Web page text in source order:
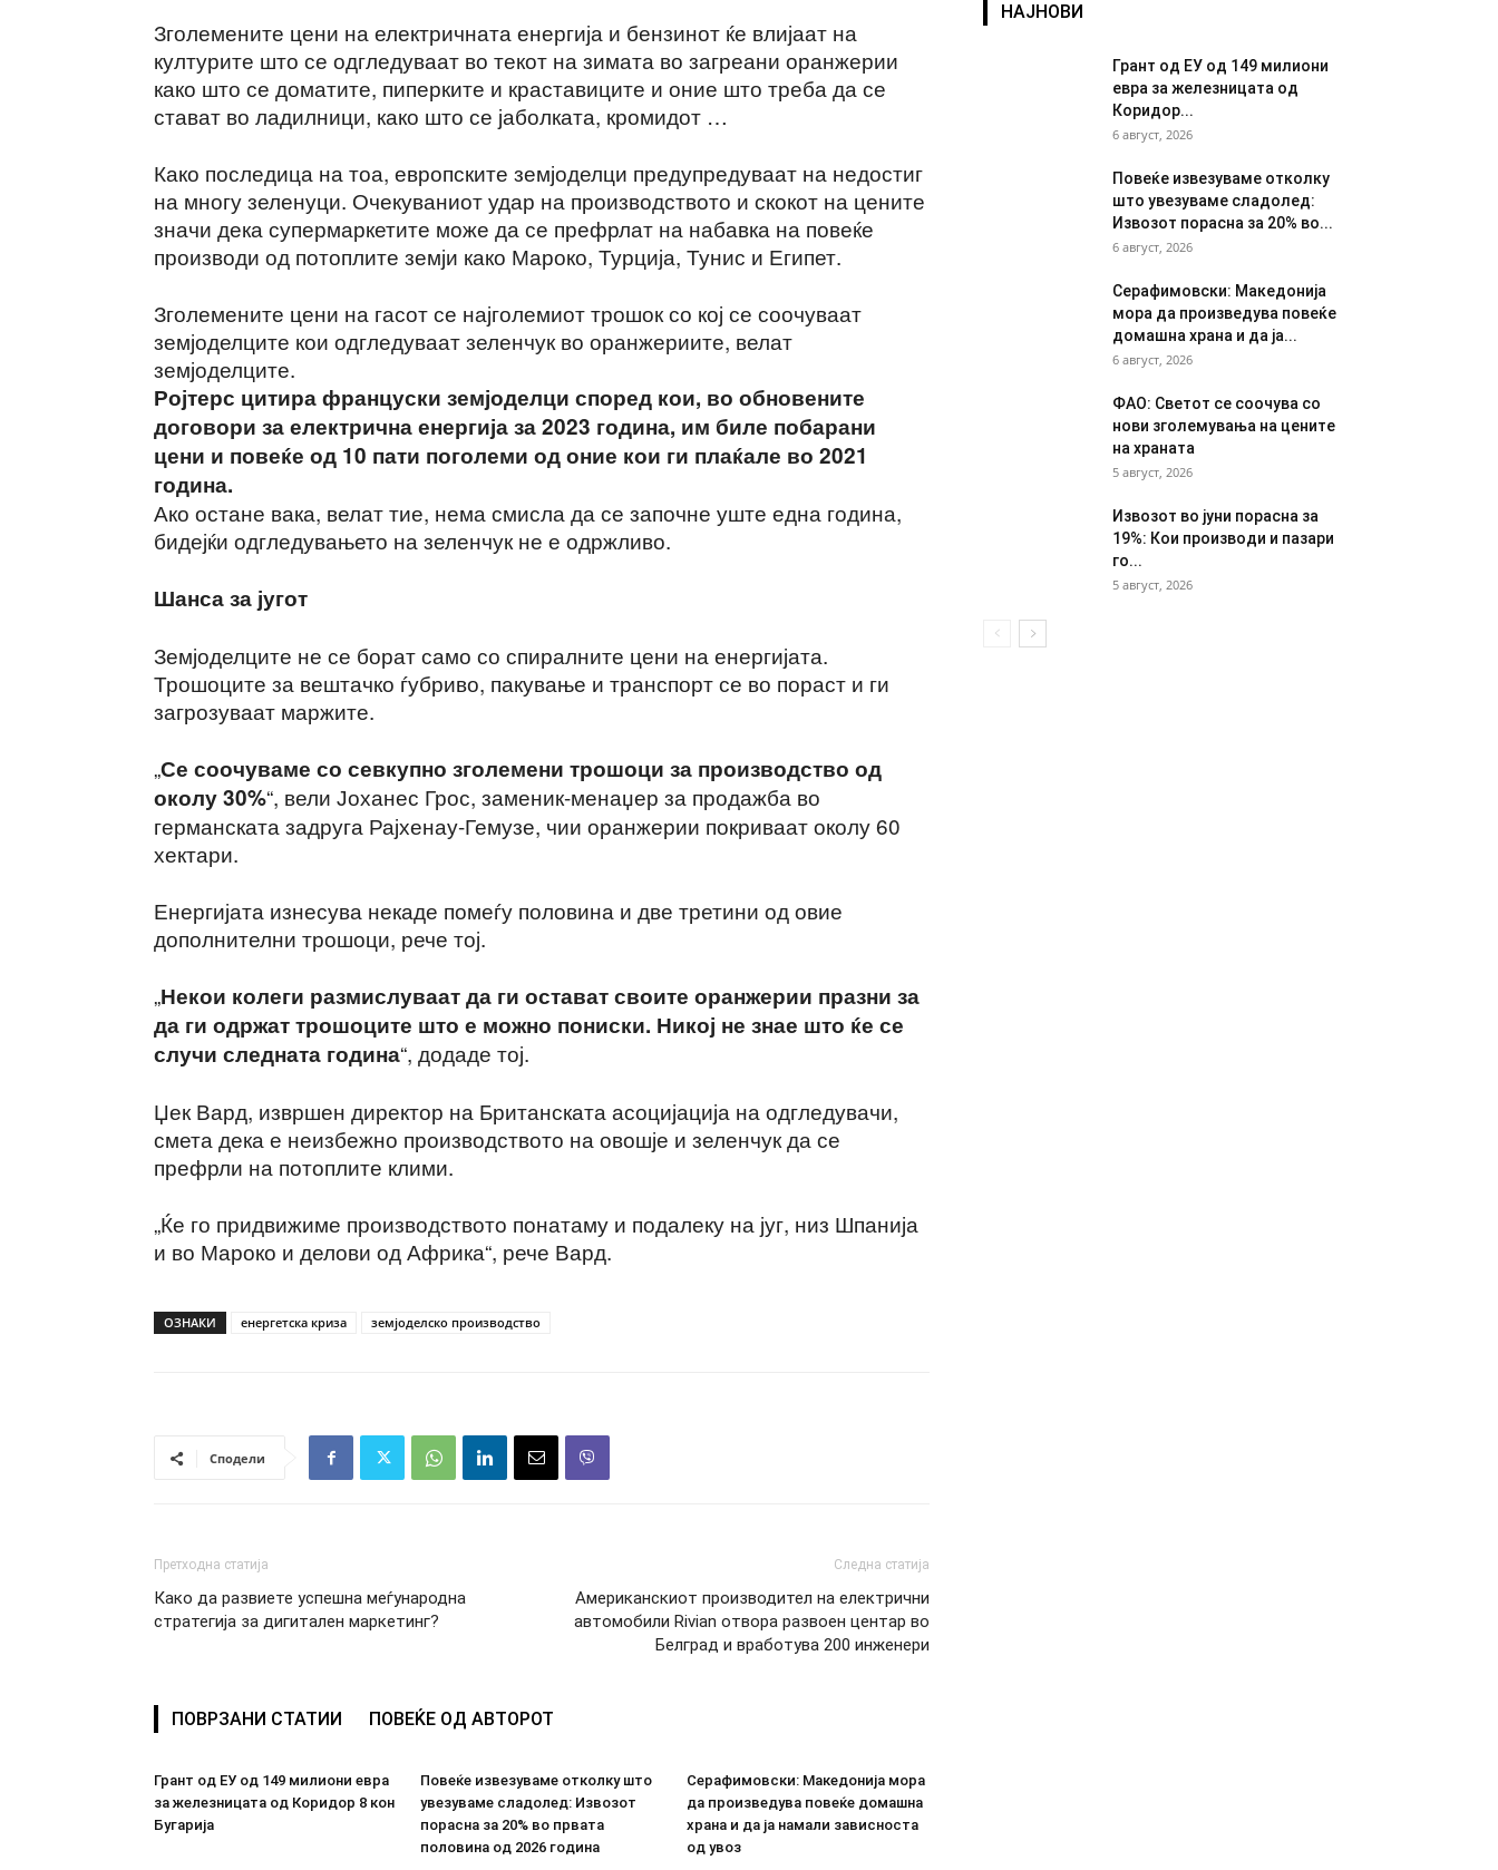
Зголемените цени на електричната енергија и бензинот ќе влијаат на
културите што се одгледуваат во текот на зимата во загреани оранжерии
како што се доматите, пиперките и краставиците и оние што треба да се
стават во ладилници, како што се јаболката, кромидот …
Како последица на тоа, европските земјоделци предупредуваат на недостиг
на многу зеленуци. Очекуваниот удар на производството и скокот на цените
значи дека супермаркетите може да се префрлат на набавка на повеќе
производи од потоплите земји како Мароко, Турција, Тунис и Египет.
Зголемените цени на гасот се најголемиот трошок со кој се соочуваат
земјоделците кои одгледуваат зеленчук во оранжериите, велат
земјоделците.
Ројтерс цитира француски земјоделци според кои, во обновените
договори за електрична енергија за 2023 година, им биле побарани
цени и повеќе од 10 пати поголеми од оние кои ги плаќале во 2021
година.
Ако остане вака, велат тие, нема смисла да се започне уште една година,
бидејќи одгледувањето на зеленчук не е одржливо.
Шанса за југот
Земјоделците не се борат само со спиралните цени на енергијата.
Трошоците за вештачко ѓубриво, пакување и транспорт се во пораст и ги
загрозуваат маржите.
„Се соочуваме со севкупно зголемени трошоци за производство од
околу 30%“, вели Јоханес Грос, заменик-менаџер за продажба во
германската задруга Рајхенау-Гемузе, чии оранжерии покриваат околу 60
хектари.
Енергијата изнесува некаде помеѓу половина и две третини од овие
дополнителни трошоци, рече тој.
„Некои колеги размислуваат да ги остават своите оранжерии празни за
да ги одржат трошоците што е можно пониски. Никој не знае што ќе се
случи следната година“, додаде тој.
Џек Вард, извршен директор на Британската асоцијација на одгледувачи,
смета дека е неизбежно производството на овошје и зеленчук да се
префрли на потоплите клими.
„Ќе го придвижиме производството понатаму и подалеку на југ, низ Шпанија
и во Мароко и делови од Африка“, рече Вард.
ОЗНАКИ енергетска криза земјоделско производство
Сподели
Претходна статија
Како да развиете успешна меѓународна
стратегија за дигитален маркетинг?
Следна статија
Американскиот производител на електрични
автомобили Rivian отвора развоен центар во
Белград и вработува 200 инженери
ПОВРЗАНИ СТАТИИ ПОВЕЌЕ ОД АВТОРОТ
Грант од ЕУ од 149 милиони евра
за железницата од Коридор 8 кон
Бугарија
Повеќе извезуваме отколку што
увезуваме сладолед: Извозот
порасна за 20% во првата
половина од 2026 година
Серафимовски: Македонија мора
да произведува повеќе домашна
храна и да ја намали зависноста
од увоз
НАЈНОВИ
Грант од ЕУ од 149 милиони
евра за железницата од
Коридор...
6 август, 2026
Повеќе извезуваме отколку
што увезуваме сладолед:
Извозот порасна за 20% во...
6 август, 2026
Серафимовски: Македонија
мора да произведува повеќе
домашна храна и да ја...
6 август, 2026
ФАО: Светот се соочува со
нови зголемувања на цените
на храната
5 август, 2026
Извозот во јуни порасна за
19%: Кои производи и пазари
го...
5 август, 2026